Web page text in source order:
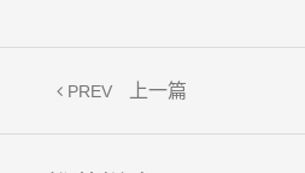
PREV 上一篇